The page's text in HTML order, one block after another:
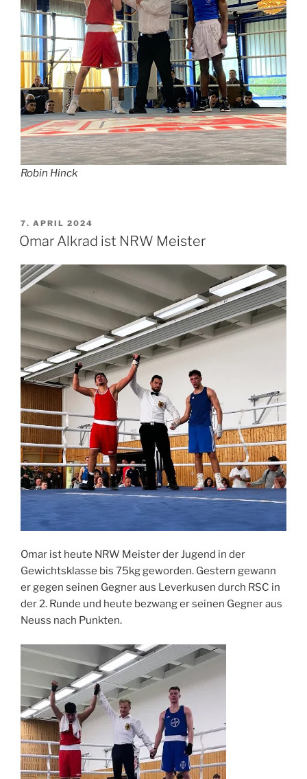
Robin Hinck
VERÖFFENTLICHT
AM
7. APRIL 2024
Omar Alkrad ist NRW Meister
Omar ist heute NRW Meister der Jugend in der
Gewichtsklasse bis 75kg geworden. Gestern gewann
er gegen seinen Gegner aus Leverkusen durch RSC in
der 2. Runde und heute bezwang er seinen Gegner aus
Neuss nach Punkten.